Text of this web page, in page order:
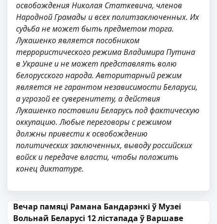
освобождения Николая Статкевича, членов
Народной Грамады и всех политзаключенных. Их
судьба не может быть предметом торга.
Лукашенко является пособником
террористического режима Владимира Путина
в Украине и не может представлять волю
белорусского народа. Авторитарный режим
является не гарантом независимости Беларуси,
а угрозой ее суверенитету, а действия
Лукашенко поставили Беларусь под фактическую
оккупацию. Любые переговоры с режимом
должны привести к освобождению
политических заключенных, выводу российских
войск и передаче власти, чтобы положить
конец диктатуре.
Навігацыя па запісах
Вечар памяці Рамана Бандарэнкі ў Музеі
Вольнай Беларусі 12 лістапада ў Варшаве